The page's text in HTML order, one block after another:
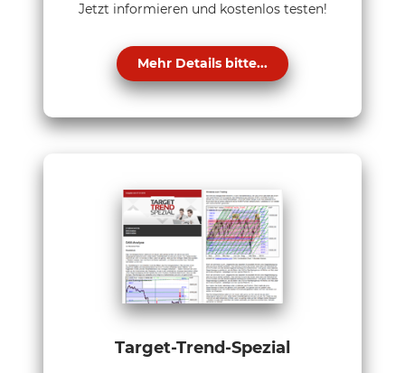
Jetzt informieren und kostenlos testen!
Mehr Details bitte...
Target-Trend-Spezial